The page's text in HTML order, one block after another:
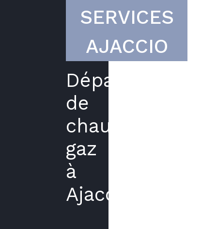
SERVICES
AJACCIO
Dépannage
de
chaudières
gaz
à
Ajaccio